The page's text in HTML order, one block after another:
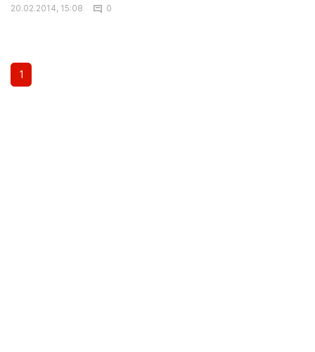
20.02.2014, 15:08 0
1